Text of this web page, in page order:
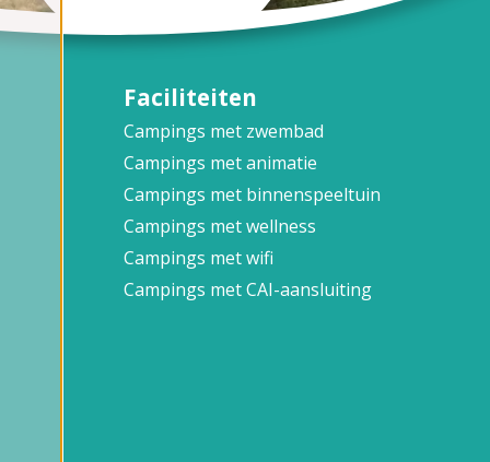
Faciliteiten
Campings met zwembad
Campings met animatie
Campings met binnenspeeltuin
Campings met wellness
Campings met wifi
Campings met CAI-aansluiting